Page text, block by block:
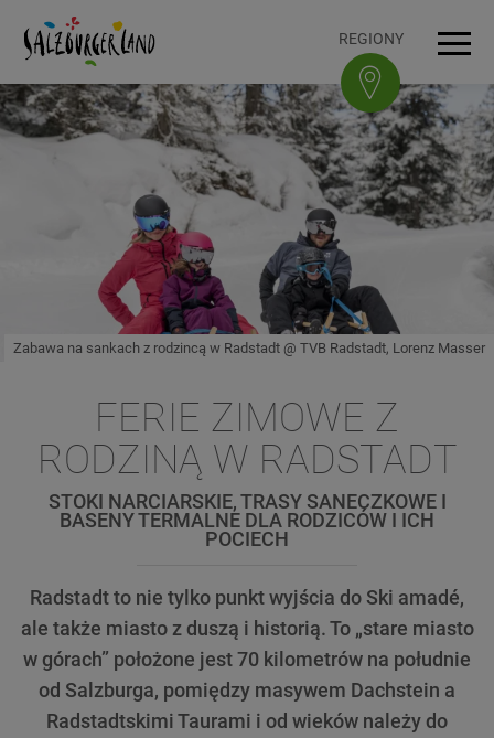
Do treściAccesskey
[0]
Do nawigacjiAccesskey
[1]
Na górę stronyAccesskey
[2]
Do stopkiAccesskey
[3] REGIONY
Zabawa na sankach z rodzincą w Radstadt @ TVB Radstadt, Lorenz Masser
FERIE ZIMOWE Z
RODZINĄ W RADSTADT
STOKI NARCIARSKIE, TRASY SANECZKOWE I
BASENY TERMALNE DLA RODZICÓW I ICH
POCIECH
Radstadt to nie tylko punkt wyjścia do Ski amadé,
ale także miasto z duszą i historią. To „stare miasto
w górach” położone jest 70 kilometrów na południe
od Salzburga, pomiędzy masywem Dachstein a
Radstadtskimi Taurami i od wieków należy do